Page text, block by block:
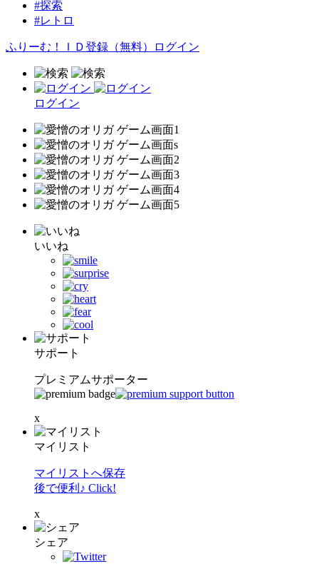
#探索
#レトロ
ふりーむ！ＩＤ登録（無料） ログイン
ログイン
いいね
サポート
プレミアムサポーター
x
マイリスト
マイリストへ保存
後で便利♪ Click!
x
シェア